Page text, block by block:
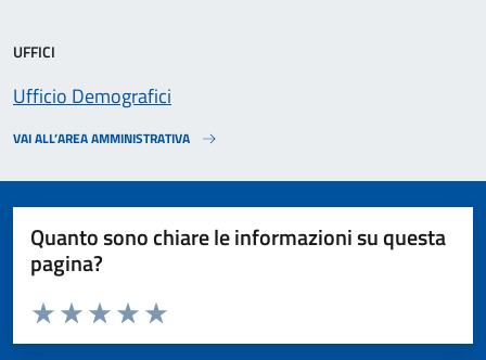
UFFICI
Ufficio Demografici
VAI ALL’AREA AMMINISTRATIVA
Quanto sono chiare le informazioni su questa
pagina?
Valuta da 1 a 5 stelle la pagina
Valuta 5 stelle su 5
Valuta 4 stelle su 5
Valuta 3 stelle su 5
Valuta 2 stelle su 5
Valuta 1 stelle su 5